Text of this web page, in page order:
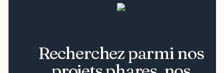
Recherchez parmi nos